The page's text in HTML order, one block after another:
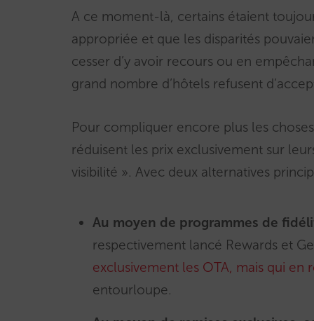
A ce moment-là, certains étaient
appropriée et que les disparités
cesser d’y avoir recours ou en
grand nombre d’hôtels refusent
Pour compliquer encore plus les
réduisent les prix exclusivement sur
visibilité ». Avec deux alternatives
Au moyen de programmes de
respectivement lancé Rewards et
exclusivement les OTA, mais qui en
entourloupe.